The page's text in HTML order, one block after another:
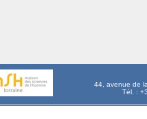
44, avenue de
Tél. :